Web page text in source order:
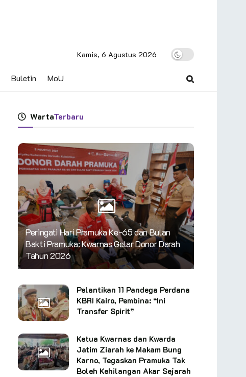
Kamis, 6 Agustus 2026
Buletin MoU
WartaTerbaru
Peringati Hari Pramuka Ke-65 dan Bulan
Bakti Pramuka: Kwarnas Gelar Donor Darah
Tahun 2026
Pelantikan 11 Pandega Perdana
KBRI Kairo, Pembina: “Ini
Transfer Spirit”
Ketua Kwarnas dan Kwarda
Jatim Ziarah ke Makam Bung
Karno, Tegaskan Pramuka Tak
Boleh Kehilangan Akar Sejarah